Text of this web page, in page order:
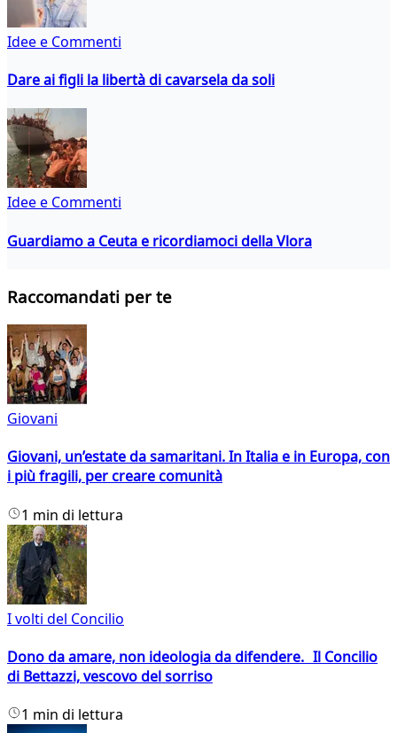
Idee e Commenti
Dare ai figli la libertà di cavarsela da soli
Idee e Commenti
Guardiamo a Ceuta e ricordiamoci della Vlora
Raccomandati per te
Giovani
Giovani, un’estate da samaritani. In Italia e in Europa, con
i più fragili, per creare comunità
1 min di lettura
I volti del Concilio
Dono da amare, non ideologia da difendere. Il Concilio
di Bettazzi, vescovo del sorriso
1 min di lettura